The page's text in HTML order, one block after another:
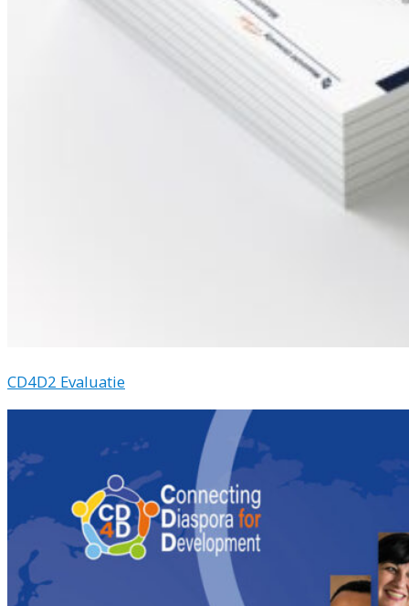
CD4D2 Evaluatie